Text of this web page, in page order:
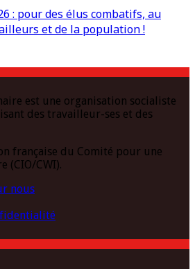
: pour des élus combatifs, au
et de la population !
est une organisation socialiste
des travailleur-ses et des
française du Comité pour une
(CIO/CWI).
nous